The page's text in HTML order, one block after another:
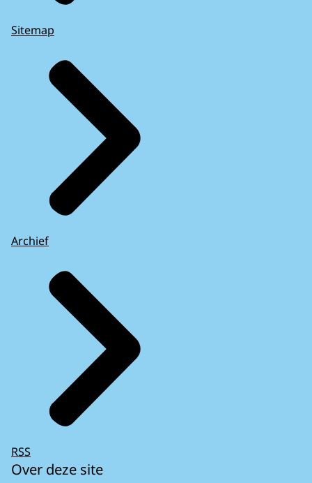
Sitemap
Archief
RSS
Over deze site